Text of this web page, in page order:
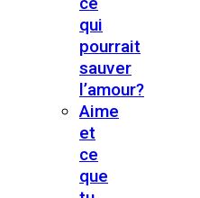
qui
pourrait
sauver
l’amour?
Aime
et
ce
que